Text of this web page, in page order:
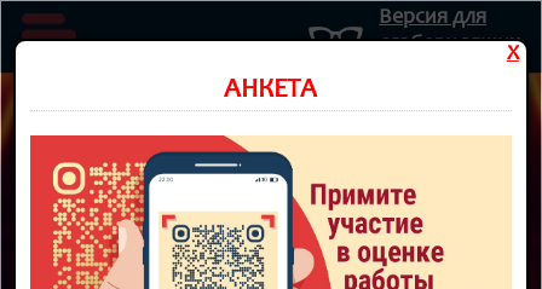
Версия для
слабовидящих
Министерство культуры Новосибирской области
НОВОСИБИРСКИЙ ОБЛАСТНОЙ
ТЕАТР КУКОЛ
X
АНКЕТА